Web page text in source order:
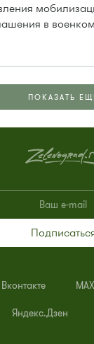
в
ПОКАЗАТЬ
Вконтакте MAX
Яндекс.Дзен